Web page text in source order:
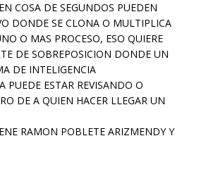
COSA DE SEGUNDOS PUEDEN
DONDE SE CLONA O MULTIPLICA
O MAS PROCESO, ESO QUIERE
DE SOBREPOSICION DONDE UN
DE INTELIGENCIA
PUEDE ESTAR REVISANDO O
DE A QUIEN HACER LLEGAR UN
RAMON POBLETE ARIZMENDY Y